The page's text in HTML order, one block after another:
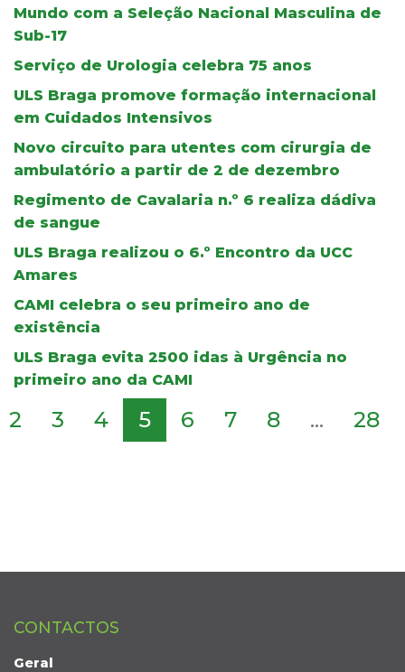
Mundo com a Seleção Nacional Masculina de
Sub-17
Serviço de Urologia celebra 75 anos
ULS Braga promove formação internacional
em Cuidados Intensivos
Novo circuito para utentes com cirurgia de
ambulatório a partir de 2 de dezembro
Regimento de Cavalaria n.º 6 realiza dádiva
de sangue
ULS Braga realizou o 6.º Encontro da UCC
Amares
CAMI celebra o seu primeiro ano de
existência
ULS Braga evita 2500 idas à Urgência no
primeiro ano da CAMI
2 3 4 5 6 7 8 ... 28
CONTACTOS
Geral